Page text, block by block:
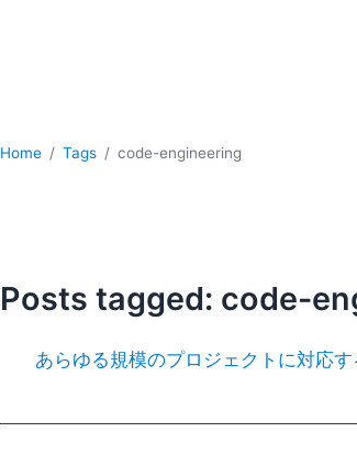
Home Tags code-engineering
Posts tagged: code-
あらゆる規模のプロジェクトに対応